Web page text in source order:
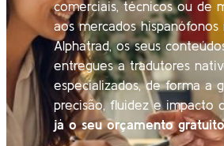
comerciais, técnicos ou de
aos mercados hispanófonos
Alphatrad, os seus
entregues a tradutores
especializados, de forma a
precisão, fluidez e impacto
já o seu orçamento